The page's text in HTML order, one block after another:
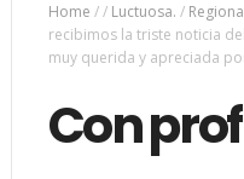
Home // Luctuosa. /
recibimos la triste noticia
muy querida y apreciada
Con